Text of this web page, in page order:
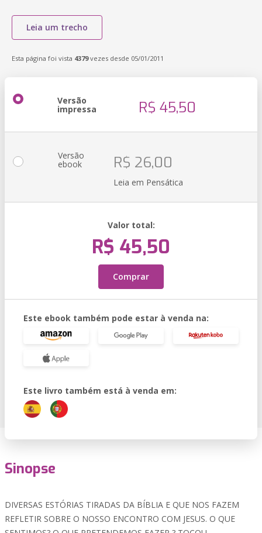
Leia um trecho
Esta página foi vista 4379vezes desde 05/01/2011
Versão
impressa R$ 45,50
Versão
ebook R$ 26,00
Leia em Pensática
Valor total:
R$ 45,50
Comprar
Este ebook também pode estar à venda na:
Este livro também está à venda em:
Sinopse
DIVERSAS ESTÓRIAS TIRADAS DA BÍBLIA E QUE NOS FAZEM
REFLETIR SOBRE O NOSSO ENCONTRO COM JESUS. O QUE